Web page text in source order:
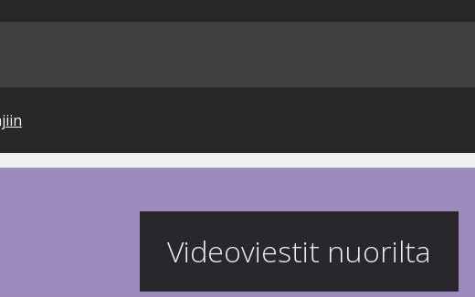
Videoviestit nuorilta